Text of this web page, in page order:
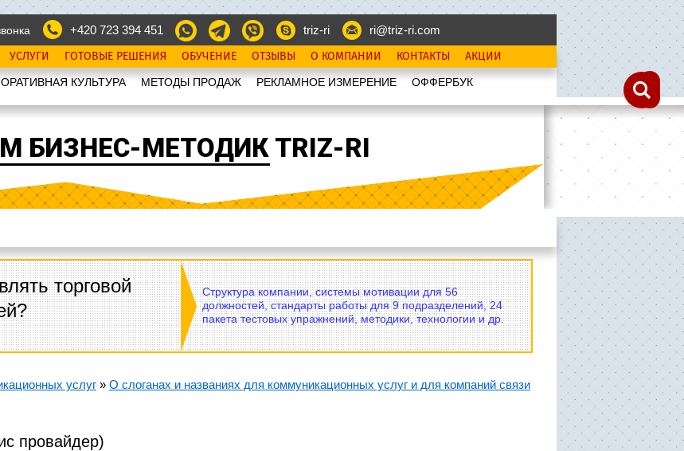
+420 723 394 451 triz-ri ri@triz-ri.com
УСЛУГИ ГОТОВЫЕ РЕШЕНИЯ ОБУЧЕНИЕ ОТЗЫВЫ О КОМПАНИИ КОНТАКТЫ АКЦИИ
КУЛЬТУРА МЕТОДЫ ПРОДАЖ РЕКЛАМНОЕ ИЗМЕРЕНИЕ OФФЕРБУК
БИЗНЕС-МЕТОДИК TRIZ-RI
торговой
Структура компании, системы мотивации для 56
должностей, стандарты работы для 9 подразделений, 24
пакета тестовых упражнений, методики, технологии и др.
услуг » О слоганах и названиях для коммуникационных услуг и для компаний связи
провайдер)